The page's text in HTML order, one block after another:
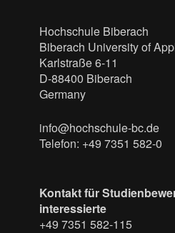
Hochschule Biberach
Biberach University of
Karlstraße 6-11
D-88400 Biberach
Germany
info@hochschule-bc.de
Telefon: +49 7351 582-0
Kontakt für
interessierte
+49 7351 582-115